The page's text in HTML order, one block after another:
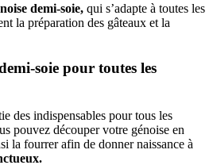
demi-soie, qui s’adapte à toutes les
la préparation des gâteaux et la
soie pour toutes les
des indispensables pour tous les
pouvez découper votre génoise en
la fourrer afin de donner naissance à